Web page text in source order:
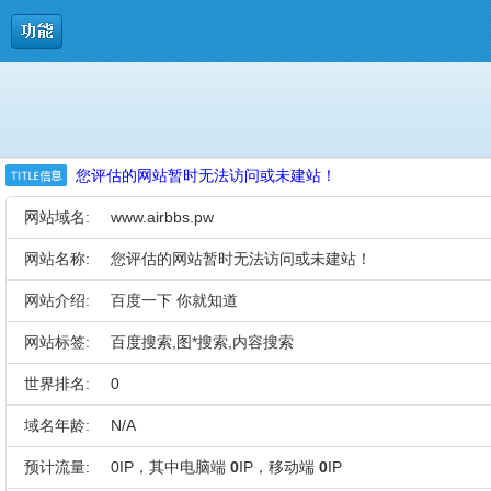
您评估的网站暂时无法访问或未建站！
网站域名: www.airbbs.pw
网站名称: 您评估的网站暂时无法访问或未建站！
网站介绍: 百度一下 你就知道
网站标签: 百度搜索,图*搜索,内容搜索
世界排名: 0
域名年龄: N/A
预计流量: 0IP，其中电脑端 0IP，移动端 0IP